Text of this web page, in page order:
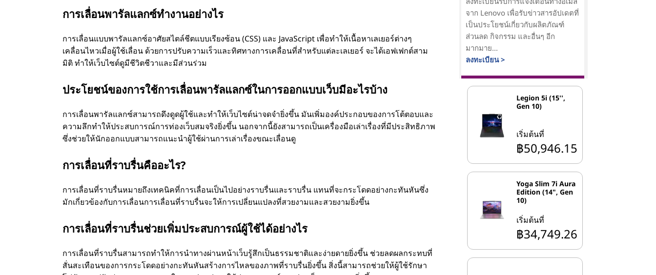
การเลื่อนพารัลแลกซ์ทํางานอย่างไร
การเลื่อนแบบพารัลแลกซ์อาศัยสไตล์ชีตแบบเรียงซ้อน (CSS) และ JavaScript เพื่อทําให้เนื้อหาเลเยอร์ต่างๆ
เคลื่อนไหวเมื่อผู้ใช้เลื่อน ด้วยการปรับความเร็วและทิศทางการเคลื่อนที่สําหรับแต่ละเลเยอร์ จะได้เอฟเฟกต์สาม
มิติ ทําให้เว็บไซต์ดูมีชีวิตชีวาและมีส่วนร่วม
ประโยชน์ของการใช้การเลื่อนพารัลแลกซ์ในการออกแบบเว็บมีอะไรบ้าง
การเลื่อนพารัลแลกซ์สามารถดึงดูดผู้ใช้และทําให้เว็บไซต์น่าจดจํายิ่งขึ้น มันเพิ่มองค์ประกอบของการโต้ตอบและ
ความลึกทําให้ประสบการณ์การท่องเว็บสมจริงยิ่งขึ้น นอกจากนี้ยังสามารถเป็นเครื่องมือเล่าเรื่องที่มีประสิทธิภาพ
ซึ่งช่วยให้นักออกแบบสามารถแนะนําผู้ใช้ผ่านการเล่าเรื่องขณะเลื่อนดู
การเลื่อนที่ราบรื่นคืออะไร?
การเลื่อนที่ราบรื่นหมายถึงเทคนิคที่การเลื่อนเป็นไปอย่างราบรื่นและราบรื่น แทนที่จะกระโดดอย่างกะทันหันซึ่ง
มักเกี่ยวข้องกับการเลื่อนการเลื่อนที่ราบรื่นจะให้การเปลี่ยนแปลงที่สวยงามและสวยงามยิ่งขึ้น
การเลื่อนที่ราบรื่นช่วยเพิ่มประสบการณ์ผู้ใช้ได้อย่างไร
การเลื่อนที่ราบรื่นสามารถทําให้การนําทางผ่านหน้าเว็บรู้สึกเป็นธรรมชาติและง่ายดายยิ่งขึ้น ช่วยลดผลกระทบที่
สั่นสะเทือนของการกระโดดอย่างกะทันหันสร้างการไหลของภาพที่ราบรื่นยิ่งขึ้น สิ่งนี้สามารถช่วยให้ผู้ใช้รักษา
จาก Lenovo เพื่อรับข่าวสารอัปเดตที่
เป็นประโยชน์เกี่ยวกับผลิตภัณฑ์
ส่วนลด กิจกรรม และอื่นๆ อีก
มากมาย...
ลงทะเบียน >
Legion 5i (15'',
Gen 10)
เริ่มต้นที่
฿50,946.15
Yoga Slim 7i Aura
Edition (14", Gen
10)
เริ่มต้นที่
฿34,749.26